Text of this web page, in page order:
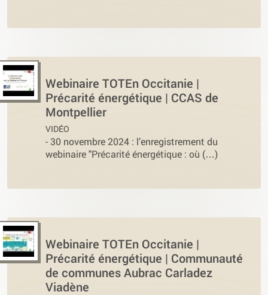
Webinaire TOTEn Occitanie |
Précarité énergétique | CCAS de
Montpellier
VIDÉO
-30 novembre 2024 : l’enregistrement du
webinaire "Précarité énergétique : où (…)
Webinaire TOTEn Occitanie |
Précarité énergétique | Communauté
de communes Aubrac Carladez
Viadène